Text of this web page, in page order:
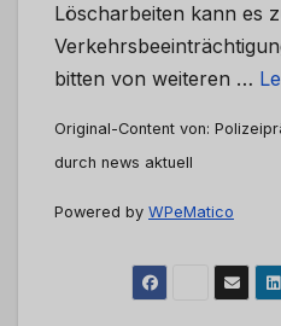
Löscharbeiten kann es
bitten von weiteren …
Original-Content von:
durch news aktuell
Powered by WPeMatico